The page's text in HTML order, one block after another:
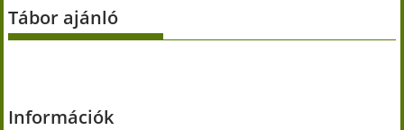
Tábor ajánló
Információk